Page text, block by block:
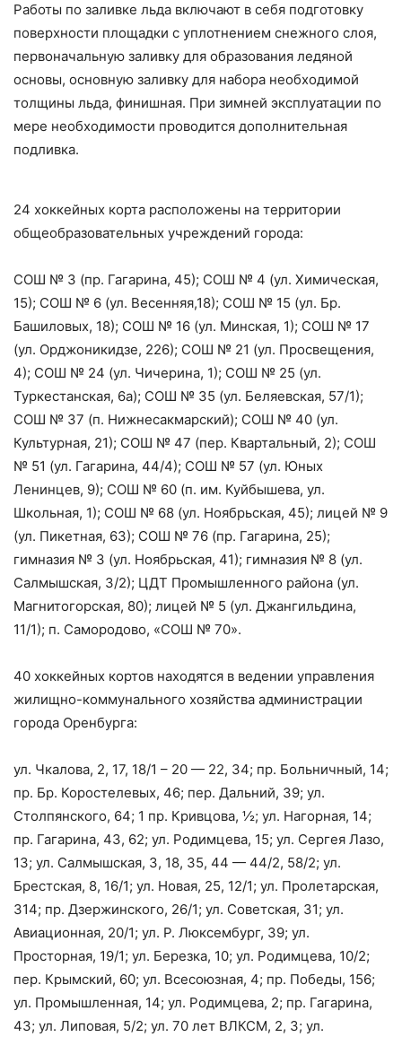
Работы по заливке льда включают в себя подготовку
поверхности площадки с уплотнением снежного слоя,
первоначальную заливку для образования ледяной
основы, основную заливку для набора необходимой
толщины льда, финишная. При зимней эксплуатации по
мере необходимости проводится дополнительная
подливка.
24 хоккейных корта расположены на территории
общеобразовательных учреждений города:
СОШ № 3 (пр. Гагарина, 45); СОШ № 4 (ул. Химическая,
15); СОШ № 6 (ул. Весенняя,18); СОШ № 15 (ул. Бр.
Башиловых, 18); СОШ № 16 (ул. Минская, 1); СОШ № 17
(ул. Орджоникидзе, 226); СОШ № 21 (ул. Просвещения,
4); СОШ № 24 (ул. Чичерина, 1); СОШ № 25 (ул.
Туркестанская, 6а); СОШ № 35 (ул. Беляевская, 57/1);
СОШ № 37 (п. Нижнесакмарский); СОШ № 40 (ул.
Культурная, 21); СОШ № 47 (пер. Квартальный, 2); СОШ
№ 51 (ул. Гагарина, 44/4); СОШ № 57 (ул. Юных
Ленинцев, 9); СОШ № 60 (п. им. Куйбышева, ул.
Школьная, 1); СОШ № 68 (ул. Ноябрьская, 45); лицей № 9
(ул. Пикетная, 63); СОШ № 76 (пр. Гагарина, 25);
гимназия № 3 (ул. Ноябрьская, 41); гимназия № 8 (ул.
Салмышская, 3/2); ЦДТ Промышленного района (ул.
Магнитогорская, 80); лицей № 5 (ул. Джангильдина,
11/1); п. Самородово, «СОШ № 70».
40 хоккейных кортов находятся в ведении управления
жилищно-коммунального хозяйства администрации
города Оренбурга:
ул. Чкалова, 2, 17, 18/1 – 20 — 22, 34; пр. Больничный, 14;
пр. Бр. Коростелевых, 46; пер. Дальний, 39; ул.
Столпянского, 64; 1 пр. Кривцова, ½; ул. Нагорная, 14;
пр. Гагарина, 43, 62; ул. Родимцева, 15; ул. Сергея Лазо,
13; ул. Салмышская, 3, 18, 35, 44 — 44/2, 58/2; ул.
Брестская, 8, 16/1; ул. Новая, 25, 12/1; ул. Пролетарская,
314; пр. Дзержинского, 26/1; ул. Советская, 31; ул.
Авиационная, 20/1; ул. Р. Люксембург, 39; ул.
Просторная, 19/1; ул. Березка, 10; ул. Родимцева, 10/2;
пер. Крымский, 60; ул. Всесоюзная, 4; пр. Победы, 156;
ул. Промышленная, 14; ул. Родимцева, 2; пр. Гагарина,
43; ул. Липовая, 5/2; ул. 70 лет ВЛКСМ, 2, 3; ул.